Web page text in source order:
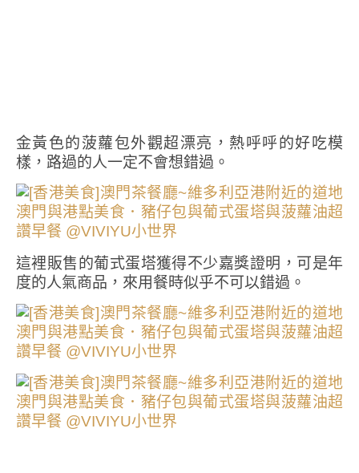
金黃色的菠蘿包外觀超漂亮，熱呼呼的好吃模
樣，路過的人一定不會想錯過。
這裡販售的葡式蛋塔獲得不少嘉獎證明，可是年
度的人氣商品，來用餐時似乎不可以錯過。